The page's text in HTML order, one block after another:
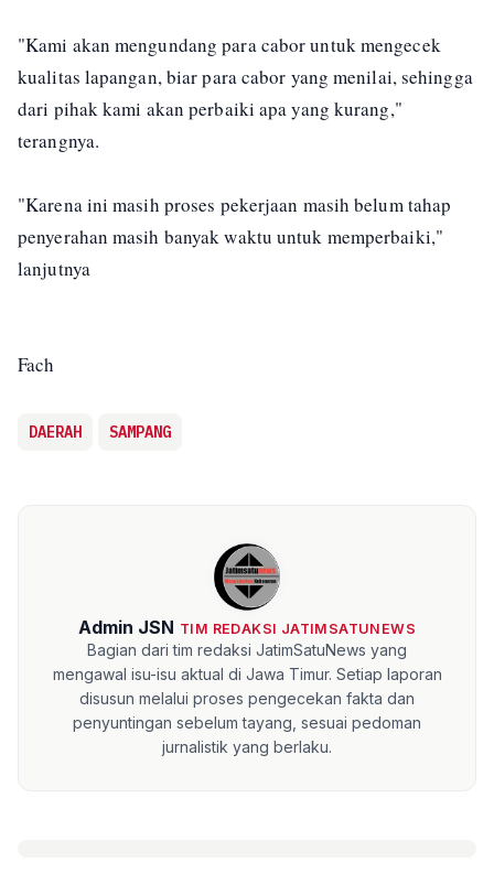
"Kami akan mengundang para cabor untuk mengecek
kualitas lapangan, biar para cabor yang menilai, sehingga
dari pihak kami akan perbaiki apa yang kurang,"
terangnya.
"Karena ini masih proses pekerjaan masih belum tahap
penyerahan masih banyak waktu untuk memperbaiki,"
lanjutnya
Fach
DAERAH SAMPANG
Admin JSN TIM REDAKSI JATIMSATUNEWS
Bagian dari tim redaksi JatimSatuNews yang
mengawal isu-isu aktual di Jawa Timur. Setiap laporan
disusun melalui proses pengecekan fakta dan
penyuntingan sebelum tayang, sesuai pedoman
jurnalistik yang berlaku.